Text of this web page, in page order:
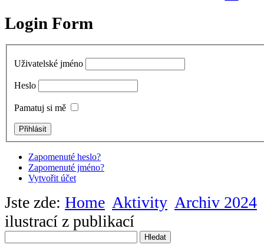
Login Form
Uživatelské jméno
Heslo
Pamatuj si mě
Zapomenuté heslo?
Zapomenuté jméno?
Vytvořit účet
Jste zde: Home Aktivity Archiv 2024
ilustrací z publikací
Hledat